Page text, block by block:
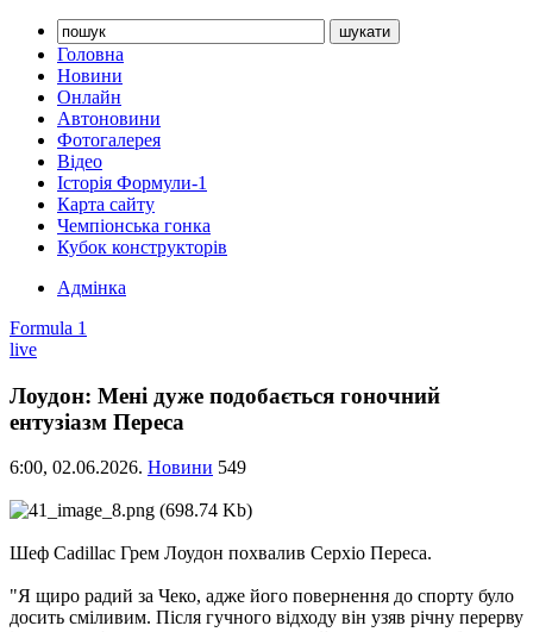
Головна
Новини
Онлайн
Автоновини
Фотогалерея
Відео
Історія Формули-1
Карта сайту
Чемпіонська гонка
Кубок конструкторів
Адмінка
Formula 1
live
Лоудон: Мені дуже подобається гоночний
ентузіазм Переса
6:00, 02.06.2026. Новини 549
Шеф Cadillac Грем Лоудон похвалив Серхіо Переса.
"Я щиро радий за Чеко, адже його повернення до спорту було
досить сміливим. Після гучного відходу він узяв річну перерву